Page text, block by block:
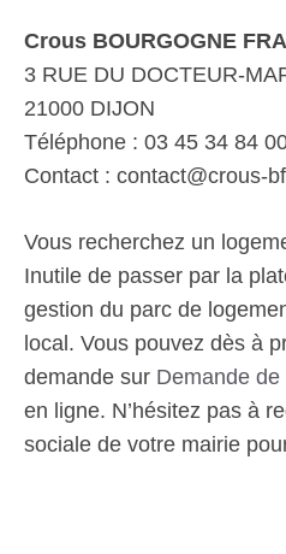
Crous BOURGOGNE
3 RUE DU DOCTEUR-
21000 DIJON
Téléphone : 03 45 34 84
Contact : contact@crous-
Vous recherchez un
Inutile de passer par la
gestion du parc de
local. Vous pouvez dès à
demande sur Demande
en ligne. N’hésitez pas à
sociale de votre mairie